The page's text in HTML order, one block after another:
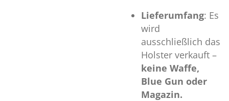
Lieferumfang: Es
wird
ausschließlich das
Holster verkauft –
keine Waffe,
Blue Gun oder
Magazin.